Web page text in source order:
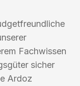
Fachwissen
sicher
Ardoz